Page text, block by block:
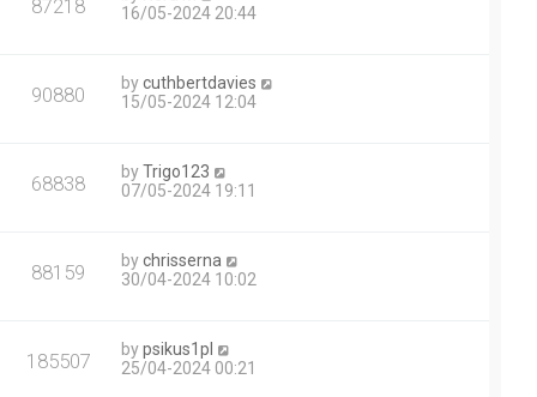
87218
16/05-2024 20:44
90880 bycuthbertdavies
15/05-2024 12:04
68838 byTrigo123
07/05-2024 19:11
88159 bychrisserna
30/04-2024 10:02
185507 bypsikus1pl
25/04-2024 00:21